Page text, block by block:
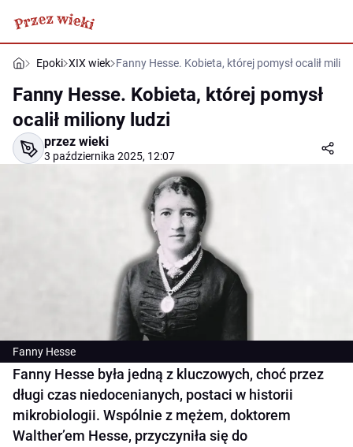
Epoki XIX wiek Fanny Hesse. Kobieta, której pomysł ocalił
Fanny Hesse. Kobieta, której pomysł
ocalił miliony ludzi
przez wieki
3 października 2025, 12:07
Fanny Hesse
Fanny Hesse była jedną z kluczowych, choć przez
długi czas niedocenianych, postaci w historii
mikrobiologii. Wspólnie z mężem, doktorem
Walther’em Hesse, przyczyniła się do